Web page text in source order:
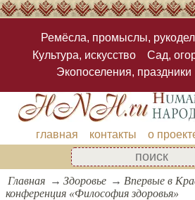
Ремёсла, промыслы,
Культура, искусство
Сад,
Экопоселения, праздники
главная контакты о
Главная Здоровье
Впервые в
конференция «Философия здоровья»